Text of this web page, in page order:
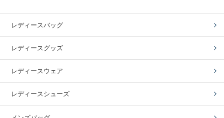
レディースバッグ
レディースグッズ
レディースウェア
レディースシューズ